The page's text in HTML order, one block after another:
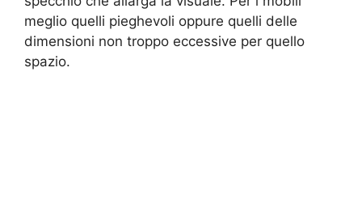
meglio quelli pieghevoli oppure quelli delle
dimensioni non troppo eccessive per quello
spazio.